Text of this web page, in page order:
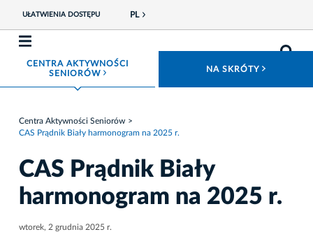
UŁATWIENIA DOSTĘPU PL
CENTRA AKTYWNOŚCI
SENIORÓWROZWIŃ MENU NA SKRÓTY
Centra Aktywności Seniorów
CAS Prądnik Biały harmonogram na 2025 r.
CAS Prądnik Biały
harmonogram na 2025 r.
wtorek, 2 grudnia 2025 r.